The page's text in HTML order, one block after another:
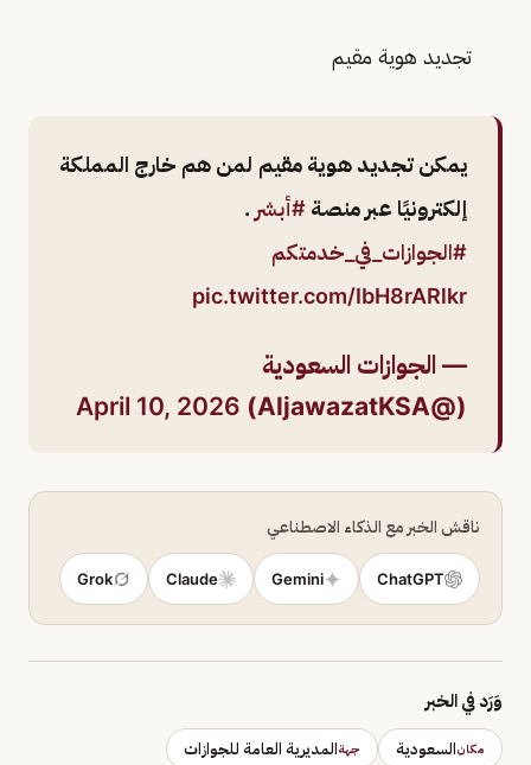
تجديد هوية مقيم
يمكن تجديد هوية مقيم لمن هم خارج المملكة
إلكترونيًا عبر منصة #أبشر .
#الجوازات_في_خدمتكم
pic.twitter.com/IbH8rARlkr
— الجوازات السعودية
(@AljawazatKSA)
April 10, 2026
ناقش الخبر مع الذكاء الاصطناعي
ChatGPT
Gemini
Claude
Grok
وَرَد في الخبر
مكانالسعودية جهةالمديرية العامة للجوازات